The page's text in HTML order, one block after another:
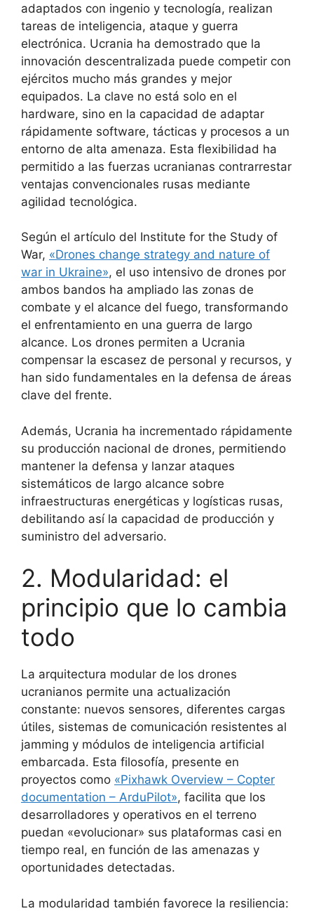
adaptados con ingenio y tecnología, realizan
tareas de inteligencia, ataque y guerra
electrónica. Ucrania ha demostrado que la
innovación descentralizada puede competir con
ejércitos mucho más grandes y mejor
equipados. La clave no está solo en el
hardware, sino en la capacidad de adaptar
rápidamente software, tácticas y procesos a un
entorno de alta amenaza. Esta flexibilidad ha
permitido a las fuerzas ucranianas contrarrestar
ventajas convencionales rusas mediante
agilidad tecnológica.
Según el artículo del Institute for the Study of
War, «Drones change strategy and nature of
war in Ukraine», el uso intensivo de drones por
ambos bandos ha ampliado las zonas de
combate y el alcance del fuego, transformando
el enfrentamiento en una guerra de largo
alcance. Los drones permiten a Ucrania
compensar la escasez de personal y recursos, y
han sido fundamentales en la defensa de áreas
clave del frente.
Además, Ucrania ha incrementado rápidamente
su producción nacional de drones, permitiendo
mantener la defensa y lanzar ataques
sistemáticos de largo alcance sobre
infraestructuras energéticas y logísticas rusas,
debilitando así la capacidad de producción y
suministro del adversario.
2. Modularidad: el
principio que lo cambia
todo
La arquitectura modular de los drones
ucranianos permite una actualización
constante: nuevos sensores, diferentes cargas
útiles, sistemas de comunicación resistentes al
jamming y módulos de inteligencia artificial
embarcada. Esta filosofía, presente en
proyectos como «Pixhawk Overview – Copter
documentation – ArduPilot», facilita que los
desarrolladores y operativos en el terreno
puedan «evolucionar» sus plataformas casi en
tiempo real, en función de las amenazas y
oportunidades detectadas.
La modularidad también favorece la resiliencia: